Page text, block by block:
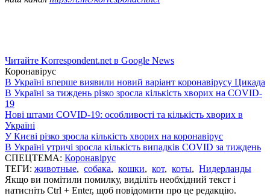
Читайте Korrespondent.net в Google News
Коронавірус
В Україні вперше виявили новий варіант коронавірусу Цикада
В Україні за тиждень різко зросла кількість хворих на COVID-
19
Нові штами COVID-19: особливості та кількість хворих в
Україні
У Києві різко зросла кількість хворих на коронавірус
В Україні утричі зросла кількість випадків COVID за тиждень
СПЕЦТЕМА: Коронавірус
ТЕГИ: животные, собака, кошки, кот, коты, Нидерланды
Якщо ви помітили помилку, виділіть необхідний текст і
натисніть Ctrl + Enter, щоб повідомити про це редакцію.